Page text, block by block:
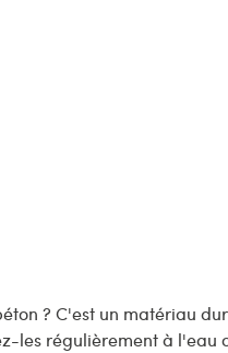
? C'est un matériau
les régulièrement à